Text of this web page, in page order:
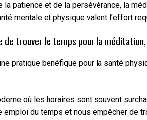
la patience et de la persévérance, la
mentale et physique valent l’effort
trouver le temps pour la
pratique bénéfique pour la santé
où les horaires sont souvent
emploi du temps et nous empêcher de